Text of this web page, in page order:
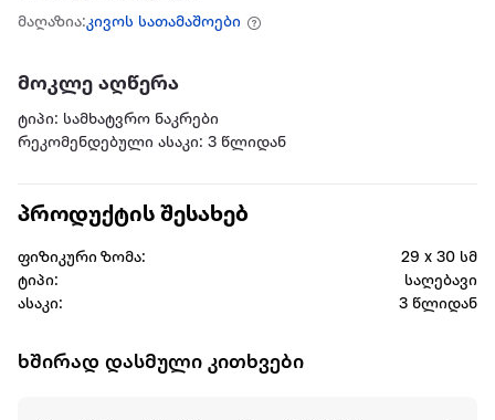
მაღაზია:კივოს სათამაშოები
მოკლე აღწერა
ტიპი: სამხატვრო ნაკრები
რეკომენდებული ასაკი: 3 წლიდან
პროდუქტის შესახებ
ფიზიკური ზომა:
29 x 30 სმ
ტიპი:
საღებავი
ასაკი:
3 წლიდან
ხშირად დასმული კითხვები